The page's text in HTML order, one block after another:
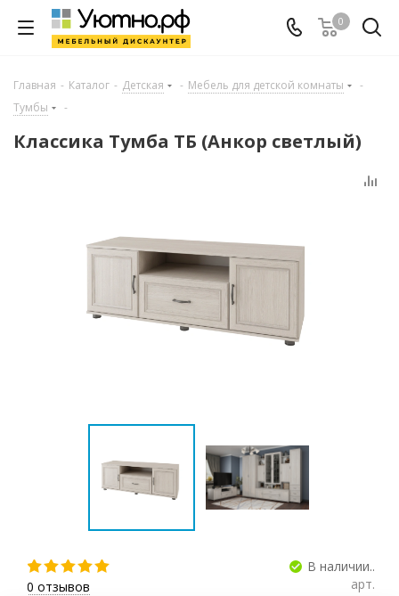
0
Главная - Каталог - Детская - Мебель для детской комнаты
-
Тумбы
-
Классика Тумба ТБ (Анкор светлый)
0 отзывов
В наличии..
арт.